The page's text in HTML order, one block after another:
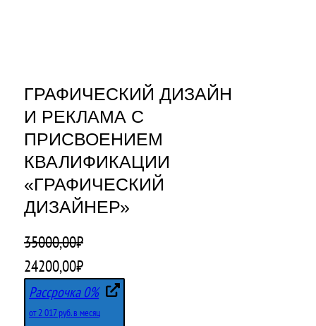
ГРАФИЧЕСКИЙ ДИЗАЙН
И РЕКЛАМА С
ПРИСВОЕНИЕМ
КВАЛИФИКАЦИИ
«ГРАФИЧЕСКИЙ
ДИЗАЙНЕР»
35000,00₽
П
р
24200,00₽Т
е
к
Рассрочка 0%
от 2 017 руб. в месяц